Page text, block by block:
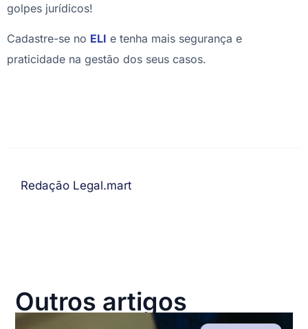
golpes jurídicos!
Cadastre-se no ELI e tenha mais segurança e
praticidade na gestão dos seus casos.
Redação Legal.mart
Outros artigos